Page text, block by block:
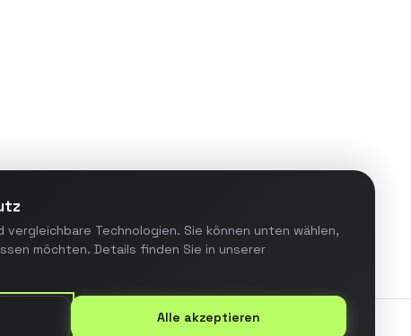
Details ansehen
vergleichbare Technologien. Sie können unten wählen,
möchten. Details finden Sie in unserer
Alle akzeptieren